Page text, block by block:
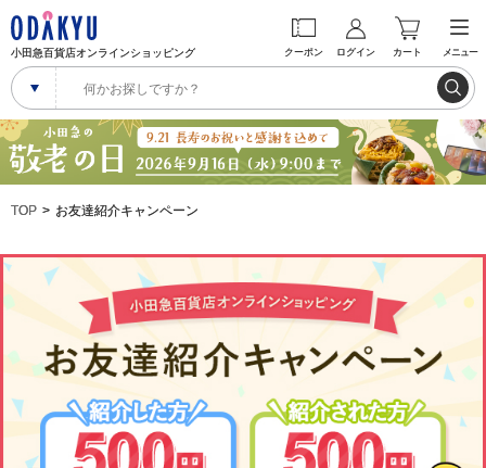
小田急百貨店オンラインショッピング クーポン ログイン カート メニュー
TOP お友達紹介キャンペーン